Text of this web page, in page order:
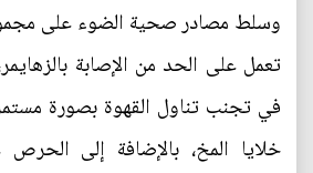
وسلط مصادر صحية الضوء على
تعمل على الحد من الإصابة
في تجنب تناول القهوة بصورة
خلايا المخ، بالإضافة إلى الحرص